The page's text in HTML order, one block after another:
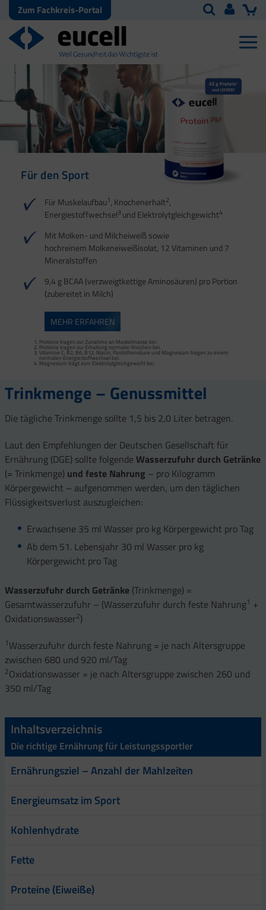
Zum Fachkreis-Portal
Für den Sport
Für Muskelaufbau1, Knochenerhalt2,
Energiestoffwechsel3 und Elektrolytgleichgewicht4
Mit Molken- und Milcheiweiß sowie
hochreinem Molkeneiweißisolat, 12 Vitaminen und 7
Mineralstoffen
9,4 g BCAA (verzweigtkettige Aminosäuren) pro Portion
(zubereitet in Milch)
MEHR ERFAHREN
Proteine tragen zur Zunahme an Muskelmasse bei.
Proteine tragen zur Erhaltung normaler Knochen bei.
Vitamine C, B2, B6, B12, Niacin, Pantothensäure und Magnesium tragen zu einem
normalen Energiestoffwechsel bei.
Magnesium trägt zum Elektrolytgleichgewicht bei.
Für Energie | Herz |
1 2
Magnesium, Vitamine B1, B6, B12 tragen zu einem normalen Energiestoffwechsel
bei.
Vitamin B1 trägt zu einer normalen Herzfunktion bei.
Kalium trägt zur Aufrechterhaltung eines normalen Blutdrucks bei.
Kalium, Magnesium und Vitamin D tragen zu einer normalen Muskelfunktion bei.
Für Sehnen, Bänder und
2
Mangan trägt zur normalen Bindegewebsbildung und Kupfer zur Erhaltung von
normalem Bindegewebe bei. Sehnen, Bänder und Faszien zählen zum
Vitamin C trägt zur normalen Kollagenbildung bei.
Für den
1 2
Vitamine C, B1, B2, B3, B5, B6, B12, Biotin, Magnesium, Kupfer und Mangan tragen
zu einem normalen Energiestoffwechsel bei.
Müdigkeit und Ermüdung bei.
Trinkmenge – Genussmittel
Die tägliche Trinkmenge sollte 1,5 bis 2,0 Liter betragen.
Laut den Empfehlungen der Deutschen Gesellschaft für
Ernährung (DGE) sollte folgende Wasserzufuhr durch Getränke
(= Trinkmenge) und feste Nahrung – pro Kilogramm
Körpergewicht – aufgenommen werden, um den täglichen
Flüssigkeitsverlust auszugleichen:
Erwachsene 35 ml Wasser pro kg Körpergewicht pro Tag
Ab dem 51. Lebensjahr 30 ml Wasser pro kg
Körpergewicht pro Tag
Wasserzufuhr durch Getränke (Trinkmenge) =
Gesamtwasserzufuhr – (Wasserzufuhr durch feste Nahrung1 +
Oxidationswasser2)
1Wasserzufuhr durch feste Nahrung = je nach Altersgruppe
zwischen 680 und 920 ml/Tag
2Oxidationswasser = je nach Altersgruppe zwischen 260 und
350 ml/Tag
Inhaltsverzeichnis
Die richtige Ernährung für Leistungssportler
Ernährungsziel – Anzahl der Mahlzeiten
Energieumsatz im Sport
Kohlenhydrate
Fette
Proteine (Eiweiße)